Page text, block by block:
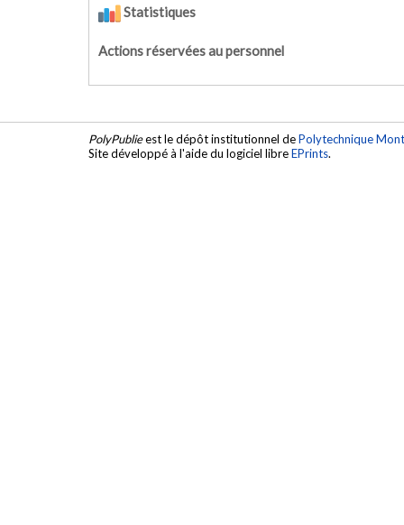
Statistiques
Actions réservées au personnel
PolyPublieest le dépôt institutionnel dePolytechnique
Site développé à l'aide du logiciel libreEPrints.